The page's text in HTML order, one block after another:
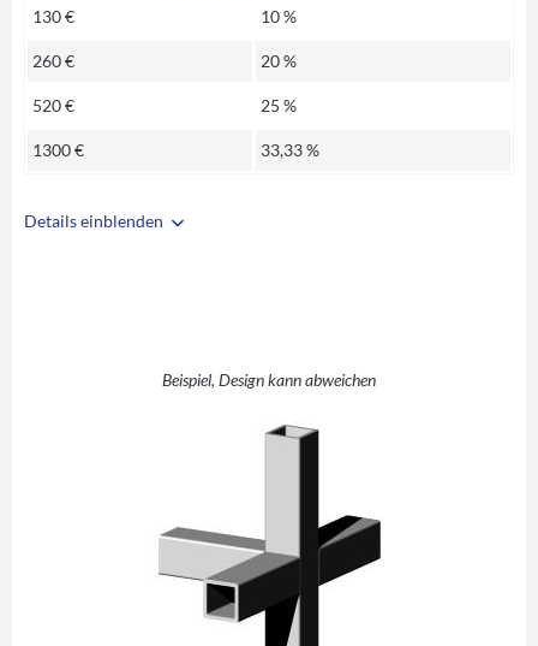
Details einblenden
Beispiel, Design kann abweichen
130 €
10 %
260 € 20 %
520 € 25 %
1300 € 33,33 %